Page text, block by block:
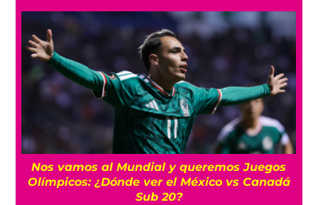
Nos vamos al Mundial y queremos Juegos
Olímpicos: ¿Dónde ver el México vs Canadá
Sub 20?